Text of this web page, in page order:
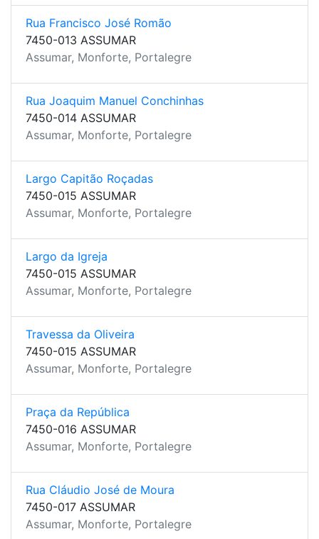
Rua Francisco José Romão
7450-013 ASSUMAR
Assumar, Monforte, Portalegre
Rua Joaquim Manuel Conchinhas
7450-014 ASSUMAR
Assumar, Monforte, Portalegre
Largo Capitão Roçadas
7450-015 ASSUMAR
Assumar, Monforte, Portalegre
Largo da Igreja
7450-015 ASSUMAR
Assumar, Monforte, Portalegre
Travessa da Oliveira
7450-015 ASSUMAR
Assumar, Monforte, Portalegre
Praça da República
7450-016 ASSUMAR
Assumar, Monforte, Portalegre
Rua Cláudio José de Moura
7450-017 ASSUMAR
Assumar, Monforte, Portalegre